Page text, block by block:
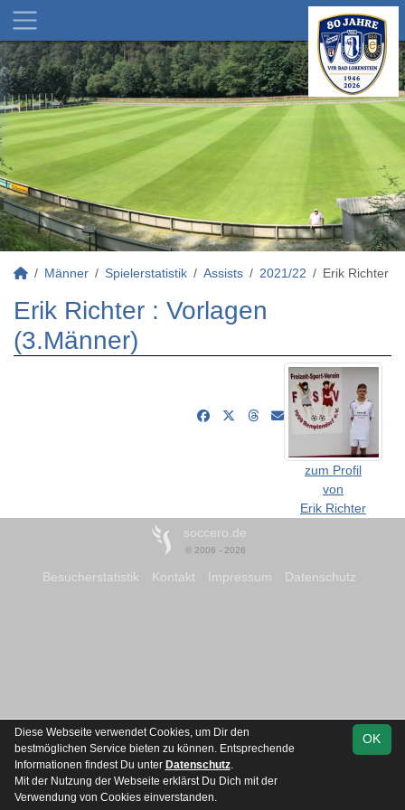
Männer Spielerstatistik Assists 2021/22 Erik Richter
Erik Richter : Vorlagen
(3.Männer)
zum Profil
von
Erik Richter
soccero.de
© 2006 - 2026
Besucherstatistik Kontakt Impressum Datenschutz
OK
Diese Webseite verwendet Cookies, um Dir den
bestmöglichen Service bieten zu können. Entsprechende
Informationen findest Du unter Datenschutz.
Mit der Nutzung der Webseite erklärst Du Dich mit der
Verwendung von Cookies einverstanden.